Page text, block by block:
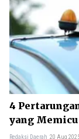
4
yang
Redaksi Daerah 20 Aug